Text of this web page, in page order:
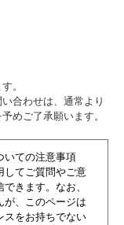
。
合わせは、通常より
めご了承願います。
いての注意事項
してご質問やご意
きます。なお、
が、このページは
スをお持ちでない